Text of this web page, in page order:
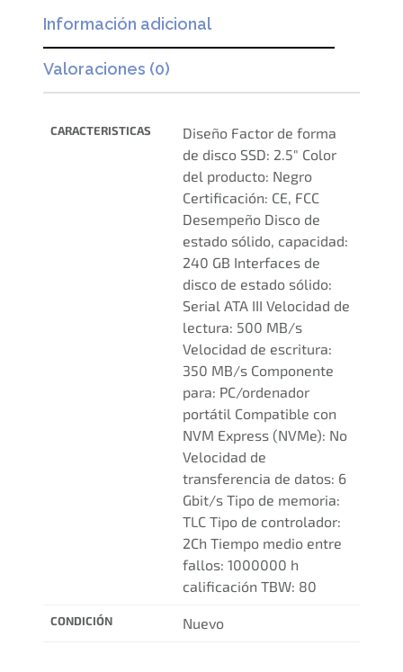
Información adicional
Valoraciones (0)
CARACTERISTICAS
Diseño Factor de forma
de disco SSD: 2.5" Color
del producto: Negro
Certificación: CE, FCC
Desempeño Disco de
estado sólido, capacidad:
240 GB Interfaces de
disco de estado sólido:
Serial ATA III Velocidad de
lectura: 500 MB/s
Velocidad de escritura:
350 MB/s Componente
para: PC/ordenador
portátil Compatible con
NVM Express (NVMe): No
Velocidad de
transferencia de datos: 6
Gbit/s Tipo de memoria:
TLC Tipo de controlador:
2Ch Tiempo medio entre
fallos: 1000000 h
calificación TBW: 80
CONDICIÓN Nuevo